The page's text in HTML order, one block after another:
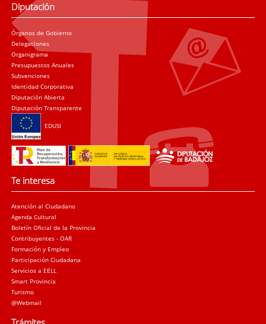
Diputación
Órganos de Gobierno
Delegaciones
Organigrama
Presupuestos Anuales
Subvenciones
Identidad Corporativa
Diputación Abierta
Diputación Transparente
EDUSI
Te interesa
Atención al Ciudadano
Agenda Cultural
Boletín Oficial de la Provincia
Contribuyentes - OAR
Formación y Empleo
Participación Ciudadana
Servicios a EELL
Smart Provincia
Turismo
@Webmail